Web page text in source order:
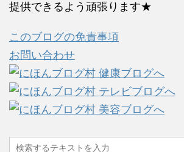
提供できるよう頑張ります★
このブログの免責事項
お問い合わせ